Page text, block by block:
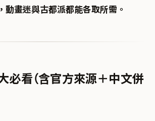
，動畫迷與古都派都能各取所需。
必看（含官方來源＋中文併